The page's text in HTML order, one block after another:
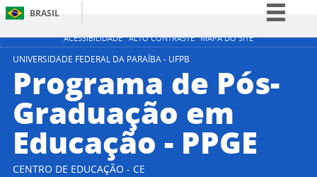
ACESSIBILIDADE ALTO CONTRASTE MAPA DO SITE
BRASIL
Simplifique!
Participe
Legislação
Canais
UNIVERSIDADE FEDERAL DA PARAÍBA - UFPB
Programa de Pós-
Graduação em
Educação - PPGE
CENTRO DE EDUCAÇÃO - CE